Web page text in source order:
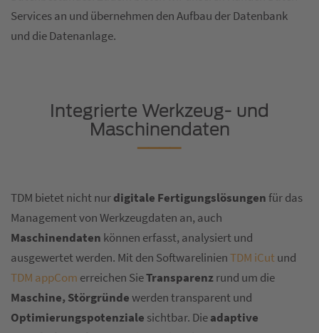
Services an und übernehmen den Aufbau der Datenbank
und die Datenanlage.
Integrierte Werkzeug- und
Maschinendaten
TDM bietet nicht nurdigitale Fertigungslösungenfür das
Management von Werkzeugdaten an, auch
Maschinendaten können erfasst, analysiert und
ausgewertet werden. Mit den SoftwarelinienTDM iCut und
TDM appCom erreichen SieTransparenzrund um die
Maschine, Störgründewerden transparent und
Optimierungspotenziale sichtbar. Dieadaptive